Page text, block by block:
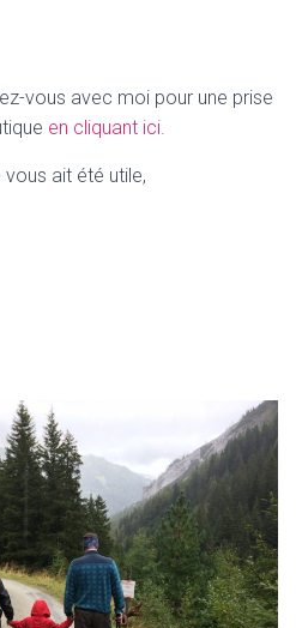
vous avec moi pour une prise
en cliquant ici.
ait été utile,